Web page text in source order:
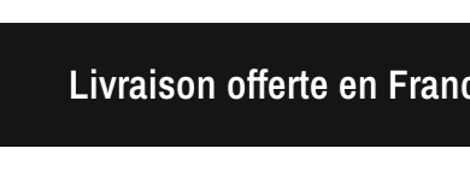
Livraison offerte en France